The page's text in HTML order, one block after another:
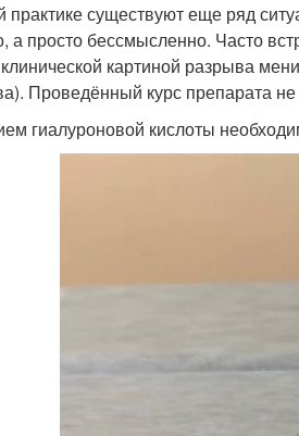
практике существуют еще ряд
а просто бессмысленно. Часто
клинической картиной разрыва
Проведённый курс препарата
гиалуроновой кислоты